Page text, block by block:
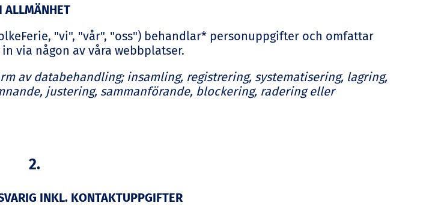
I ALLMÄNHET
"vi", "vår", "oss") behandlar* personuppgifter och omfattar
via någon av våra webbplatser.
av databehandling; insamling, registrering, systematisering, lagring,
justering, sammanförande, blockering, radering eller
2.
INKL. KONTAKTUPPGIFTER